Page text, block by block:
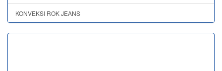
KONVEKSI ROK JEANS